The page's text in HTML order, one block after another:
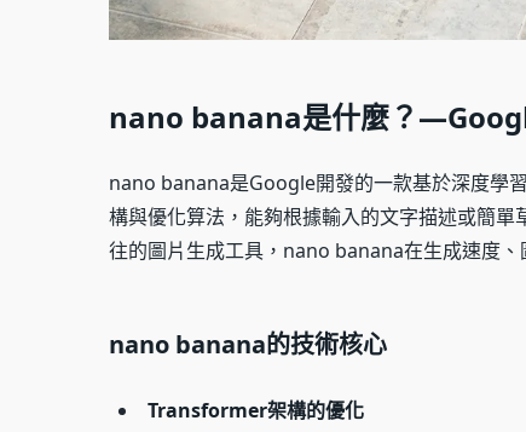
nano banana是什麼？
nano banana是Google開發的一款基於深度學
構與優化算法，能夠根據輸入的文字描述或簡
往的圖片生成工具，nano banana在生成速度、
nano banana的技術核心
Transformer架構的優化